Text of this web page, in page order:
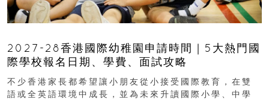
2027-28香港國際幼稚園申請時間｜5大熱門國
際學校報名日期、學費、面試攻略
不少香港家長都希望讓小朋友從小接受國際教育，在雙
語或全英語環境中成長，並為未來升讀國際小學、中學